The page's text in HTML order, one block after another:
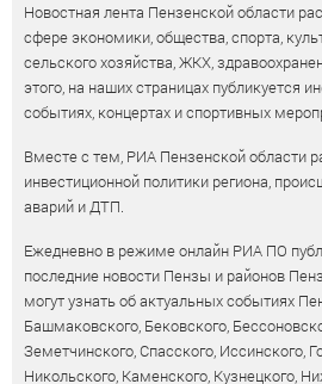
Новостная лента Пензенской области
сфере экономики, общества, спорта,
сельского хозяйства, ЖКХ,
этого, на наших страницах публикуется
событиях, концертах и спортивных
Вместе с тем, РИА Пензенской области
инвестиционной политики региона,
аварий и ДТП.
Ежедневно в режиме онлайн РИА ПО
последние новости Пензы и районов
могут узнать об актуальных событиях
Башмаковского, Бековского,
Земетчинского, Спасского, Иссинского,
Никольского, Каменского, Кузнецкого,